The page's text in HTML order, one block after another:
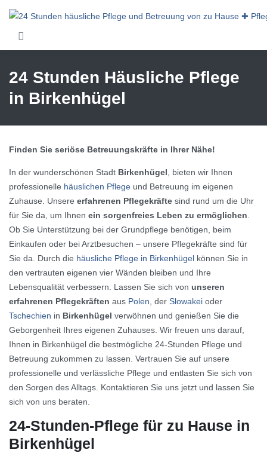
24 Stunden Häusliche Pflege
in Birkenhügel
Finden Sie seriöse Betreuungskräfte in Ihrer Nähe!
In der wunderschönen Stadt Birkenhügel, bieten wir Ihnen
professionelle häuslichen Pflege und Betreuung im eigenen
Zuhause. Unsere erfahrenen Pflegekräfte sind rund um die Uhr
für Sie da, um Ihnen ein sorgenfreies Leben zu ermöglichen.
Ob Sie Unterstützung bei der Grundpflege benötigen, beim
Einkaufen oder bei Arztbesuchen – unsere Pflegekräfte sind für
Sie da. Durch die häusliche Pflege in Birkenhügel können Sie in
den vertrauten eigenen vier Wänden bleiben und Ihre
Lebensqualität verbessern. Lassen Sie sich von unseren
erfahrenen Pflegekräften aus Polen, der Slowakei oder
Tschechien in Birkenhügel verwöhnen und genießen Sie die
Geborgenheit Ihres eigenen Zuhauses. Wir freuen uns darauf,
Ihnen in Birkenhügel die bestmögliche 24-Stunden Pflege und
Betreuung zukommen zu lassen. Vertrauen Sie auf unsere
professionelle und verlässliche Pflege und entlasten Sie sich von
den Sorgen des Alltags. Kontaktieren Sie uns jetzt und lassen Sie
sich von uns beraten.
24-Stunden-Pflege für zu Hause in
Birkenhügel